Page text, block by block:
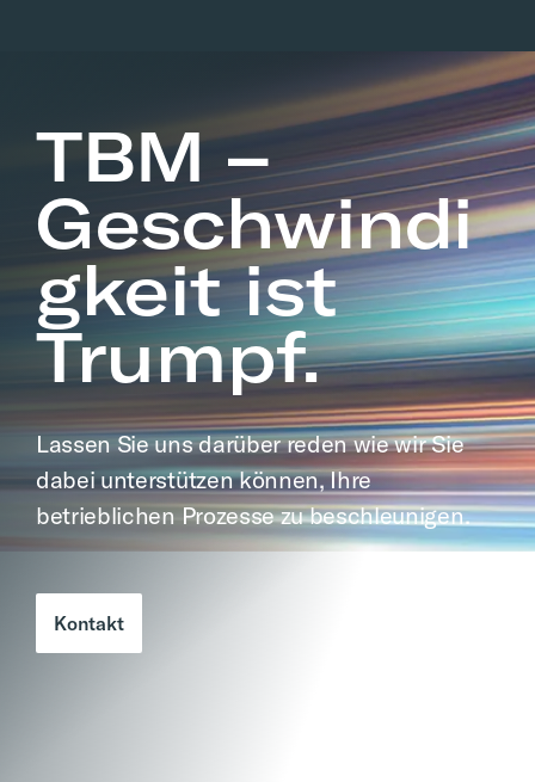
TBM –
Geschwindi
gkeit ist
Trumpf.
Lassen Sie uns darüber reden wie wir Sie
dabei unterstützen können, Ihre
betrieblichen Prozesse zu beschleunigen.
Kontakt